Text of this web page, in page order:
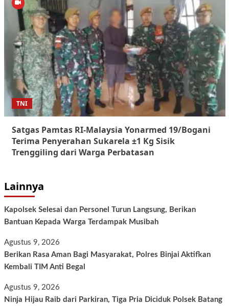
TNI
Satgas Pamtas RI-Malaysia Yonarmed 19/Bogani
Terima Penyerahan Sukarela ±1 Kg Sisik
Trenggiling dari Warga Perbatasan
Lainnya
Kapolsek Selesai dan Personel Turun Langsung, Berikan
Bantuan Kepada Warga Terdampak Musibah
Agustus 9, 2026
Berikan Rasa Aman Bagi Masyarakat, Polres Binjai Aktifkan
Kembali TIM Anti Begal
Agustus 9, 2026
Ninja Hijau Raib dari Parkiran, Tiga Pria Diciduk Polsek Batang